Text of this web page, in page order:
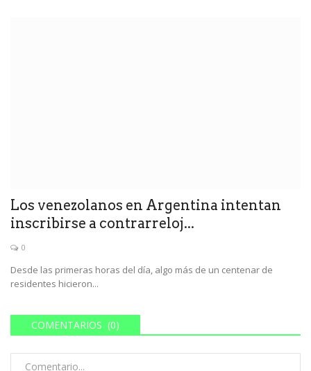
Los venezolanos en Argentina intentan
inscribirse a contrarreloj...
0
Desde las primeras horas del día, algo más de un centenar de
residentes hicieron...
COMENTARIOS (0)